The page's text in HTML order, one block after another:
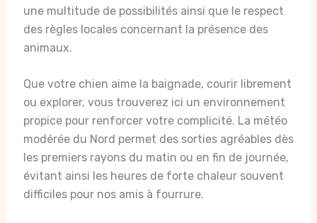
une multitude de possibilités ainsi que le respect
des règles locales concernant la présence des
animaux.
Que votre chien aime la baignade, courir librement
ou explorer, vous trouverez ici un environnement
propice pour renforcer votre complicité. La météo
modérée du Nord permet des sorties agréables dès
les premiers rayons du matin ou en fin de journée,
évitant ainsi les heures de forte chaleur souvent
difficiles pour nos amis à fourrure.